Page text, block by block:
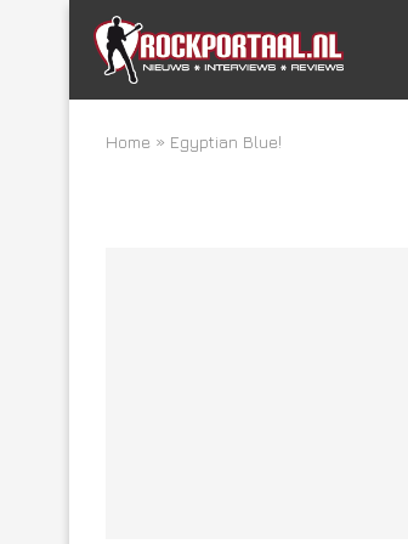
Home » Egyptian Blue!